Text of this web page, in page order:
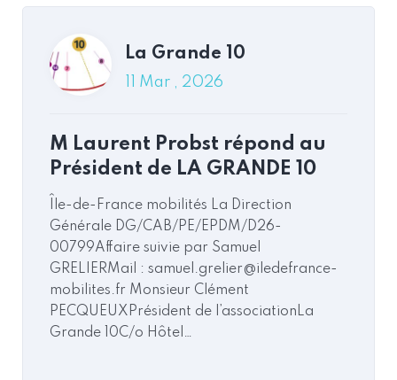
La Grande 10
11 Mar , 2026
M Laurent Probst répond au
Président de LA GRANDE 10
Île-de-France mobilités La Direction
Générale DG/CAB/PE/EPDM/D26-
00799Affaire suivie par Samuel
GRELIERMail : samuel.grelier@iledefrance-
mobilites.fr Monsieur Clément
PECQUEUXPrésident de l’associationLa
Grande 10C/o Hôtel…
La Grande 10
LA GRANDE 10 AVEC VOUS